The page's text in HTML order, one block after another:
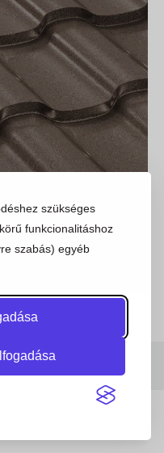
szükséges
funkcionalitáshoz
szabás) egyéb
jog fenntartva